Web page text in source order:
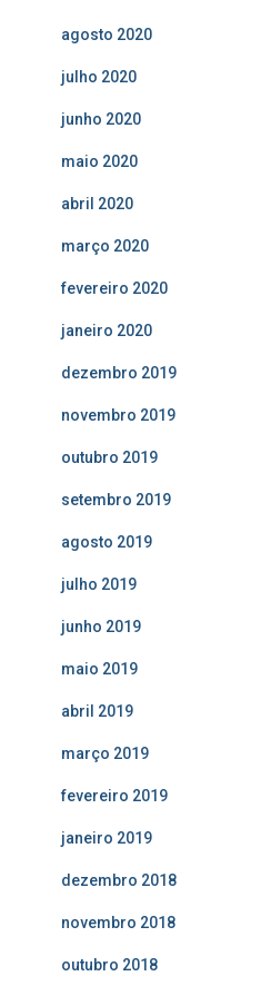
agosto 2020
julho 2020
junho 2020
maio 2020
abril 2020
março 2020
fevereiro 2020
janeiro 2020
dezembro 2019
novembro 2019
outubro 2019
setembro 2019
agosto 2019
julho 2019
junho 2019
maio 2019
abril 2019
março 2019
fevereiro 2019
janeiro 2019
dezembro 2018
novembro 2018
outubro 2018